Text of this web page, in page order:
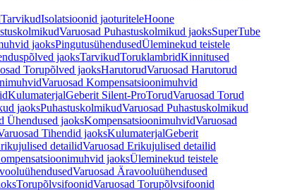
TarvikudIsolatsioonid jaoturiteleHoone
Varuosad Puhastuskolmikud jaoksSuperTube
jaoksPingutusühendusedÜleminekud teistele
jaoksTarvikudToruklambridKinnitused
Torupõlved jaoksHarutorudVaruosad Harutorud
Varuosad Kompensatsioonimuhvid
KulumaterjalGeberit Silent-ProTorudVaruosad Torud
jaoksPuhastuskolmikudVaruosad Puhastuskolmikud
Ühendused jaoksKompensatsioonimuhvidVaruosad
Tihendid jaoksKulumaterjalGeberit
detailidVaruosad Erikujulised detailid
jaoksÜleminekud teistele
Varuosad Äravooluühendused
TorupõlvsifoonidVaruosad Torupõlvsifoonid